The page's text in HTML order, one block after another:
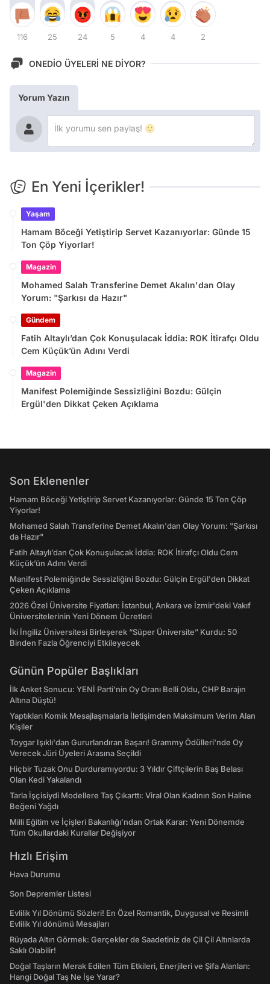
116 25 24 5 4 4 2
ONEDİO ÜYELERİ NE DİYOR?
Yorum Yazın
En Yeni İçerikler!
Yaşam
Hamam Böceği Yetiştirip Servet Kazanıyorlar: Günde 15
Ton Çöp Yiyorlar!
Magazin
Mohamed Salah Transferine Demet Akalın'dan Olay
Yorum: "Şarkısı da Hazır"
Gündem
Fatih Altaylı’dan Çok Konuşulacak İddia: ROK İtirafçı Oldu
Cem Küçük’ün Adını Verdi
Magazin
Manifest Polemiğinde Sessizliğini Bozdu: Gülçin
Ergül'den Dikkat Çeken Açıklama
Son Eklenenler
Hamam Böceği Yetiştirip Servet Kazanıyorlar: Günde 15 Ton Çöp
Yiyorlar!
Mohamed Salah Transferine Demet Akalın'dan Olay Yorum: "Şarkısı
da Hazır"
Fatih Altaylı’dan Çok Konuşulacak İddia: ROK İtirafçı Oldu Cem
Küçük’ün Adını Verdi
Manifest Polemiğinde Sessizliğini Bozdu: Gülçin Ergül'den Dikkat
Çeken Açıklama
2026 Özel Üniversite Fiyatları: İstanbul, Ankara ve İzmir'deki Vakıf
Üniversitelerinin Yeni Dönem Ücretleri
İki İngiliz Üniversitesi Birleşerek “Süper Üniversite” Kurdu: 50
Binden Fazla Öğrenciyi Etkileyecek
Günün Popüler Başlıkları
İlk Anket Sonucu: YENİ Parti'nin Oy Oranı Belli Oldu, CHP Barajın
Altına Düştü!
Yaptıkları Komik Mesajlaşmalarla İletişimden Maksimum Verim Alan
Kişiler
Toygar Işıklı'dan Gururlandıran Başarı! Grammy Ödülleri'nde Oy
Verecek Jüri Üyeleri Arasına Seçildi
Hiçbir Tuzak Onu Durduramıyordu: 3 Yıldır Çiftçilerin Baş Belası
Olan Kedi Yakalandı
Tarla İşçisiydi Modellere Taş Çıkarttı: Viral Olan Kadının Son Haline
Beğeni Yağdı
Milli Eğitim ve İçişleri Bakanlığı’ndan Ortak Karar: Yeni Dönemde
Tüm Okullardaki Kurallar Değişiyor
Hızlı Erişim
Hava Durumu
Son Depremler Listesi
Evlilik Yıl Dönümü Sözleri! En Özel Romantik, Duygusal ve Resimli
Evlilik Yıl dönümü Mesajları
Rüyada Altın Görmek: Gerçekler de Saadetiniz de Çil Çil Altınlarda
Saklı Olabilir!
Doğal Taşların Merak Edilen Tüm Etkileri, Enerjileri ve Şifa Alanları:
Hangi Doğal Taş Ne İşe Yarar?